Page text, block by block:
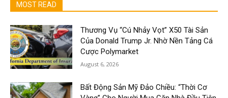
MOST READ
Thương Vụ “Cú Nhảy Vọt” X50 Tài Sản
Của Donald Trump Jr. Nhờ Nền Tảng Cá
Cược Polymarket
August 6, 2026
Bất Động Sản Mỹ Đảo Chiều: “Thời Cơ